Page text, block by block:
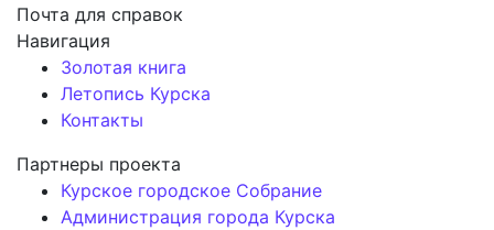
Почта для справок
Навигация
Золотая книга
Летопись Курска
Контакты
Партнеры проекта
Курское городское Собрание
Администрация города Курска